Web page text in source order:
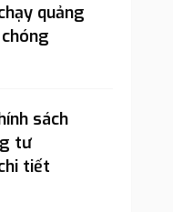
quảng
sách
tư
tiết